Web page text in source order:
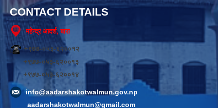
CONTACT DETAILS
महेन्द्र आदर्श, बारा
+९७७-०५३-६२००१२
+९७७-०५३-६२००१३
+९७७-०५३-६२००१४
info@aadarshakotwalmun.gov.np
aadarshakotwalmun@gmail.com